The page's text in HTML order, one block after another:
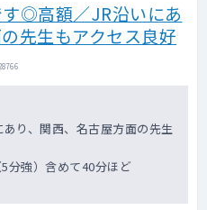
◎高額／JR沿いにあ
先生もアクセス良好
り、関西、名古屋方面の先生
分強）含めて40分ほど